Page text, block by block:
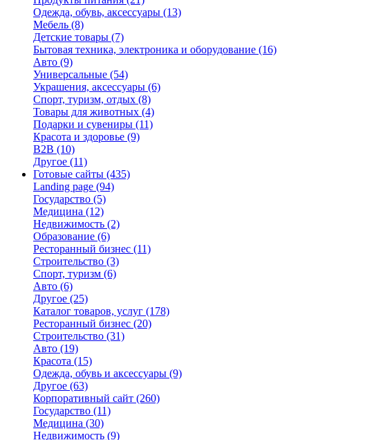
Одежда, обувь, аксессуары (13)
Мебель (8)
Детские товары (7)
Бытовая техника, электроника и оборудование (16)
Авто (9)
Универсальные (54)
Украшения, аксессуары (6)
Спорт, туризм, отдых (8)
Товары для животных (4)
Подарки и сувениры (11)
Красота и здоровье (9)
B2B (10)
Другое (11)
Готовые сайты (435)
Landing page (94)
Государство (5)
Медицина (12)
Недвижимость (2)
Образование (6)
Ресторанный бизнес (11)
Строительство (3)
Спорт, туризм (6)
Авто (6)
Другое (25)
Каталог товаров, услуг (178)
Ресторанный бизнес (20)
Строительство (31)
Авто (19)
Красота (15)
Одежда, обувь и аксессуары (9)
Другое (63)
Корпоративный сайт (260)
Государство (11)
Медицина (30)
Недвижимость (9)